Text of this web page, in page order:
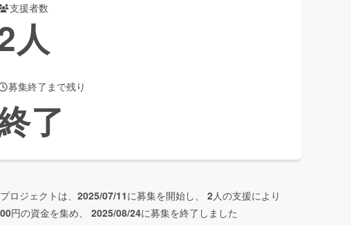
ルスケア
支援者数
人
募集終了まで残り
了
ロジェクトは、 2025/07/11に募集を開始し、 2人の支援により
円の資金を集め、 2025/08/24に募集を終了しました